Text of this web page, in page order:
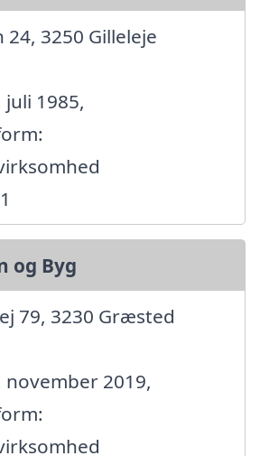
24, 3250 Gilleleje
1985,
og Byg
79, 3230 Græsted
2019,